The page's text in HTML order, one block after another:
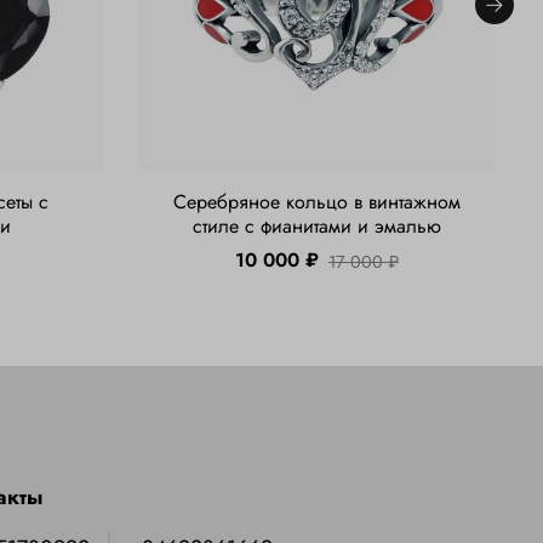
с
Серебряное кольцо в винтажном
стиле с фианитами и эмалью
10 000 ₽ 17 000 ₽